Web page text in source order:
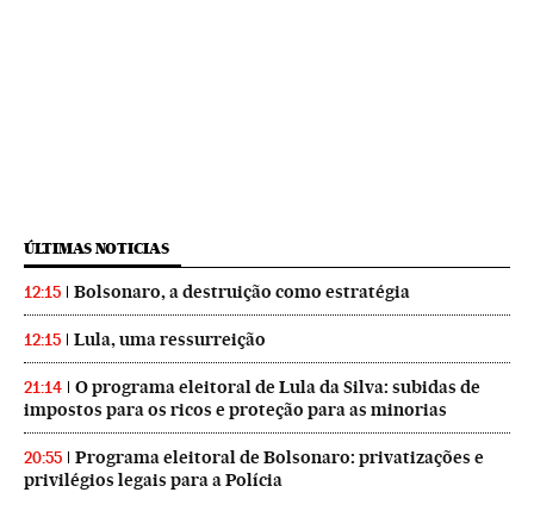
ÚLTIMAS NOTICIAS
12:15 Bolsonaro, a destruição como estratégia
12:15 Lula, uma ressurreição
21:14
O programa eleitoral de Lula da Silva: subidas de
impostos para os ricos e proteção para as minorias
20:55
Programa eleitoral de Bolsonaro: privatizações e
privilégios legais para a Polícia